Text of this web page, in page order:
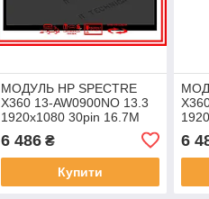
МОДУЛЬ HP SPECTRE
X360 13-AW0900NO 13.3
1920x1080 30pin 16.7M
100% sRGB 400 cd/m² для
ноутбука
6 486₴
Купити
6